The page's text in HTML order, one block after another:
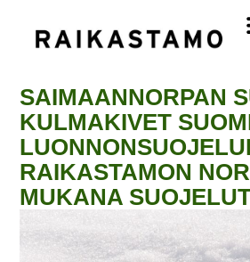
SAIMAANNORPAN
KULMAKIVET
RAIKASTAMON
MUKANA